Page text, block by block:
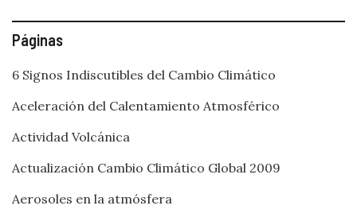
Páginas
6 Signos Indiscutibles del Cambio Climático
Aceleración del Calentamiento Atmosférico
Actividad Volcánica
Actualización Cambio Climático Global 2009
Aerosoles en la atmósfera